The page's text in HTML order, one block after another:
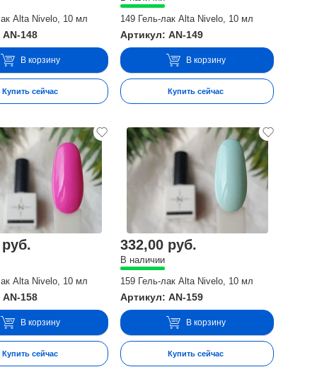
Alta Nivelo, 10 мл
148
В корзину
Купить сейчас
149 Гель-лак Alta Nivelo, 10 мл
Артикул: AN-149
В корзину
Купить сейчас
Alta Nivelo, 10 мл
158
В корзину
Купить сейчас
332,00 руб.
В наличии
159 Гель-лак Alta Nivelo, 10 мл
Артикул: AN-159
В корзину
Купить сейчас